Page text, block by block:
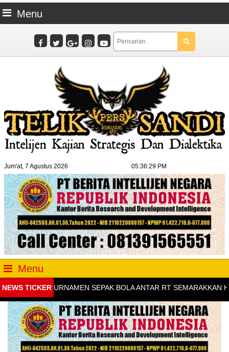
Menu
Jum'at, 7 Agustus 2026 05:36:30 PM
Menu
NEWS TICKER
TURNAMEN SEPAK BOLA ANTAR RT SEMARAKKAN HUT KE-